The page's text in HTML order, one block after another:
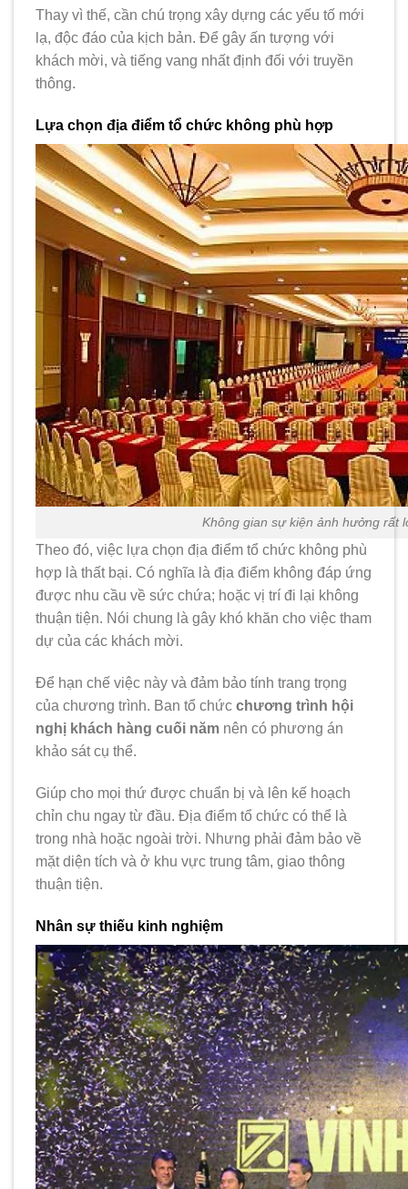
Thay vì thế, cần chú trọng xây dựng các yếu tố mới
lạ, độc đáo của kịch bản. Để gây ấn tượng với
khách mời, và tiếng vang nhất định đối với truyền
thông.
Lựa chọn địa điểm tổ chức không phù hợp
Không gian sự kiện ảnh hưởng rất
Theo đó, việc lựa chọn địa điểm tổ chức không phù
hợp là thất bại. Có nghĩa là địa điểm không đáp ứng
được nhu cầu về sức chứa; hoặc vị trí đi lại không
thuận tiện. Nói chung là gây khó khăn cho việc tham
dự của các khách mời.
Để hạn chế việc này và đảm bảo tính trang trọng
của chương trình. Ban tổ chức chương trình hội
nghị khách hàng cuối năm nên có phương án
khảo sát cụ thể.
Giúp cho mọi thứ được chuẩn bị và lên kế hoạch
chỉn chu ngay từ đầu. Địa điểm tổ chức có thể là
trong nhà hoặc ngoài trời. Nhưng phải đảm bảo về
mặt diện tích và ở khu vực trung tâm, giao thông
thuận tiện.
Nhân sự thiếu kinh nghiệm